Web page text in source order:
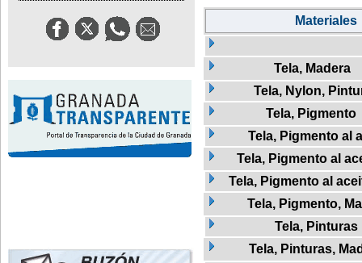
Materiales
Tela, Madera
Tela, Nylon,
Tela, Pigmento
Tela, Pigmento al
Tela, Pigmento al
Tela, Pigmento al
Tela, Pigmento,
Tela, Pinturas
Tela, Pinturas,